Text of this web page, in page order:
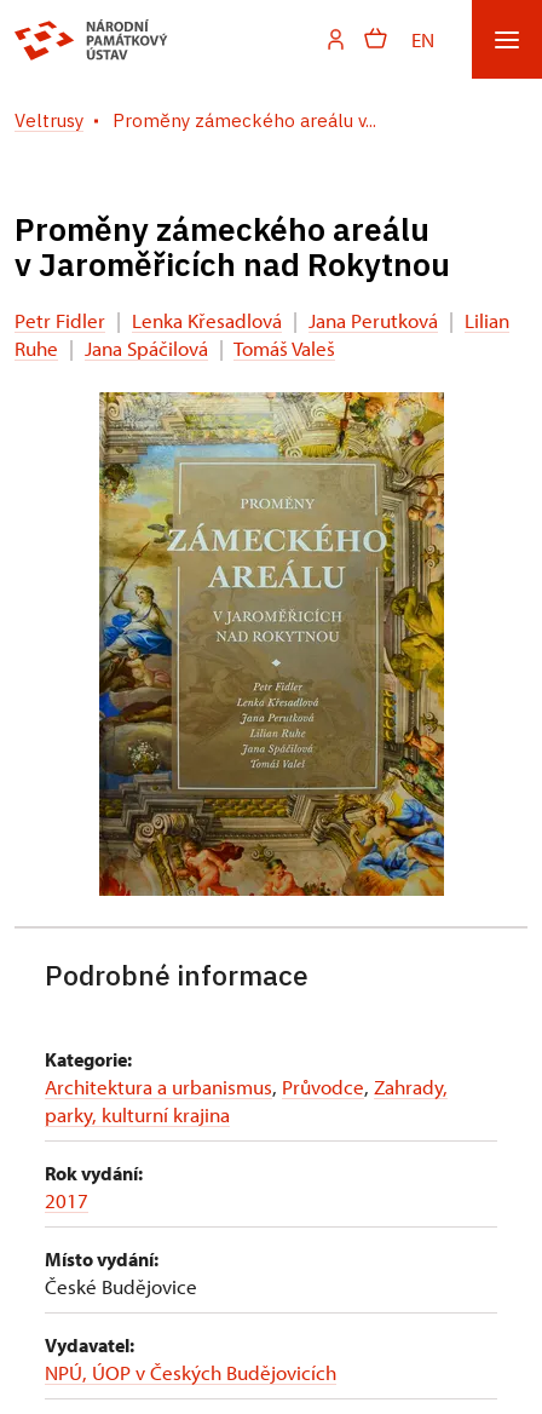
EN
Veltrusy Proměny zámeckého areálu v...
Proměny zámeckého areálu
v Jaroměřicích nad Rokytnou
Petr Fidler | Lenka Křesadlová | Jana Perutková | Lilian
Ruhe | Jana Spáčilová | Tomáš Valeš
Podrobné informace
Kategorie:
Architektura a urbanismus, Průvodce, Zahrady,
parky, kulturní krajina
Rok vydání:
2017
Místo vydání:
České Budějovice
Vydavatel:
NPÚ, ÚOP v Českých Budějovicích